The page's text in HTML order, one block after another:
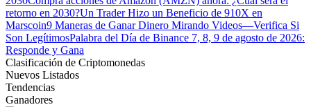
Aprender Staking
Obtenga más información sobre cómo obtener ingresos pasivos
Bitrue
AI
retorno en 2030?Un Trader Hizo un Beneficio de 910X en
Marscoin9 Maneras de Ganar Dinero Mirando Videos—Verifica Si
Son LegítimosPalabra del Día de Binance 7, 8, 9 de agosto de 2026:
Responde y Gana
Clasificación de Criptomonedas
Nuevos Listados
Tendencias
Ganadores